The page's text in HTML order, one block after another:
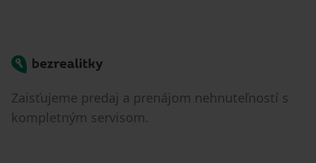
Bezrealitky
Zaisťujeme predaj a prenájom nehnuteľností s
kompletným servisom.